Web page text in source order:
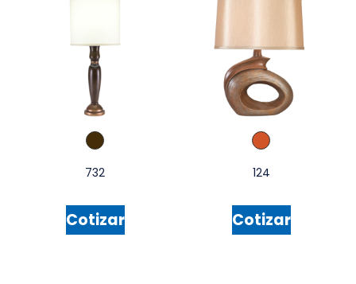
732
Cotizar
124
Cotizar